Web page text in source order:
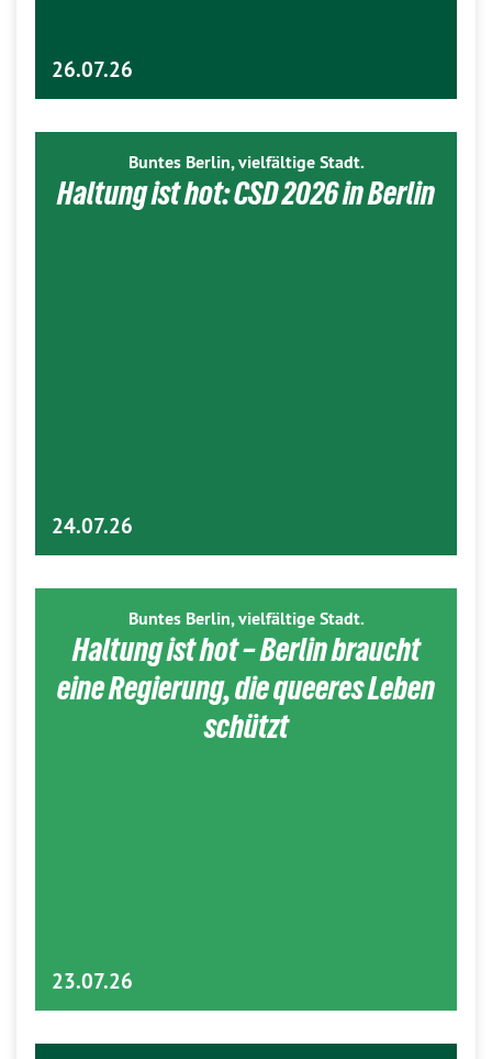
26.07.26
Buntes Berlin, vielfältige Stadt.
Haltung ist hot: CSD 2026 in Berlin
24.07.26
Buntes Berlin, vielfältige Stadt.
Haltung ist hot – Berlin braucht
eine Regierung, die queeres Leben
schützt
23.07.26